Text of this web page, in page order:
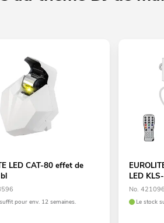
LED CAT-80 effet de
pour env. 12 semaines.
LED
No.
Le stock